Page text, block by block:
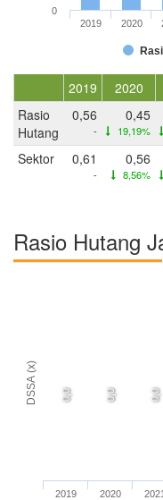
2019 2020
0
2019 2020
Rasio
Hutang
0,56
-
0,45
19,19%
Sektor 0,61
-
0,56
8,56%
Rasio Hutang
DSSA (x) 0,0 0,0 0,0
2019 2020 2021